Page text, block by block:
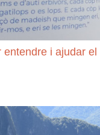
entendre i ajudar el